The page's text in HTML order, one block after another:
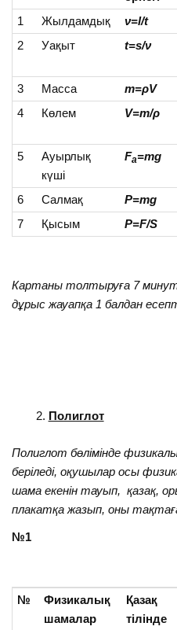
1
Жылдамдық ν=l/t
2
Уақыт t=s/ν
3
Масса m=ρV
4
Көлем V=m/ρ
5
Ауырлық
күші
Fa=mg
6 Салмақ P=mg
7
Қысым P=F/S
Картаны толтыруға 7 минут
дұрыс жауапқа 1 балдан
Полиглот
Полиглот бөлімінде
беріледі, оқушылар осы
шама екенін тауып, қазақ,
плакатқа жазып, оны
№1
№
Физикалық
шамалар
Қазақ
тілінде